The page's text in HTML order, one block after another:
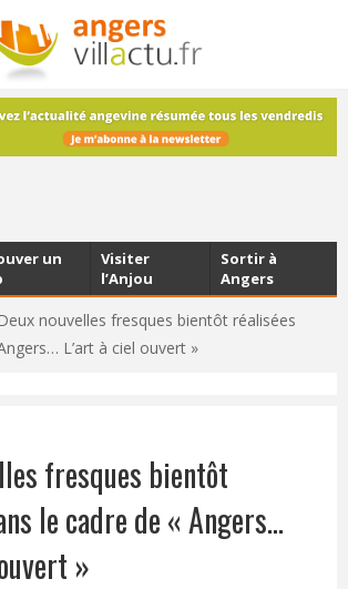
NEWSLETTER
actualités d'Angers, chaque vendredi dans
votre boîte e-mail
nouvelles fresques bientôt réalisées
L’art à ciel ouvert »
un
Visiter
l’Anjou
Sortir à
Angers
fresques bientôt
le cadre de « Angers…
»